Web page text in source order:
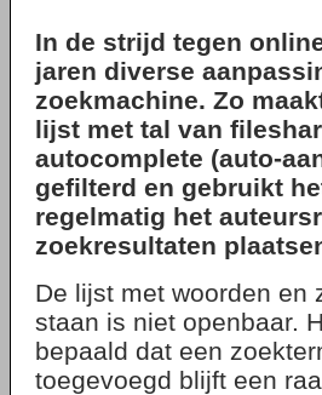
In de strijd tegen
jaren diverse
zoekmachine. Zo
lijst met tal van
autocomplete (auto-
gefilterd en gebruikt
regelmatig het
zoekresultaten
De lijst met woorden en
staan is niet openbaar.
bepaald dat een
toegevoegd blijft een